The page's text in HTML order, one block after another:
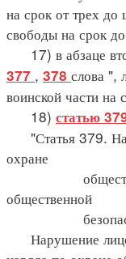
на срок от трех
свободы на срок
17) в абзаце
377 , 378 слова ",
воинской части на
18) статью
"Статья 379.
охране
общественной
Нарушение